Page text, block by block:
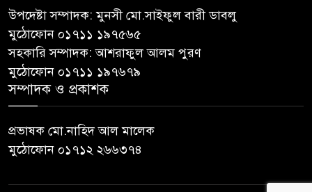
উপদেষ্টা সম্পাদক: মুনসী মো.সাইফুল বারী ডাবলু
মুঠোফোন ০১৭১১ ১৯৭৫৬৫
সহকারি সম্পাদক: আশরাফুল আলম পুরণ
মুঠোফোন ০১৭১১ ১৯৭৬৭৯
সম্পাদক ও প্রকাশক
প্রভাষক মো.নাহিদ আল মালেক
মুঠোফোন ০১৭১২ ২৬৬৩৭৪